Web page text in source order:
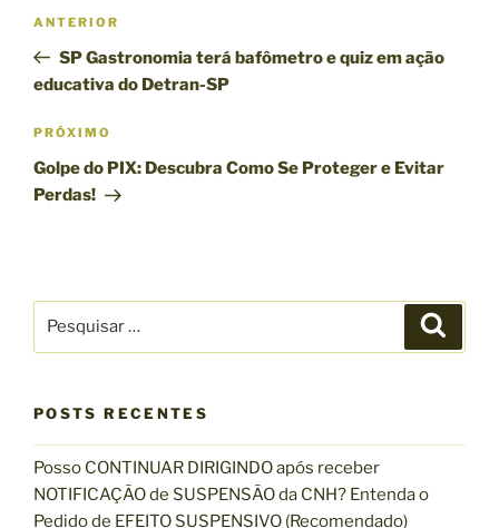
v
g
a
ç
P
s
t
P
o
s
a
n
t
ANTERIOR
SP Gastronomia terá bafômetro e quiz em ação
educativa do Detran-SP
P
r
ó
o
PRÓXIMO
Golpe do PIX: Descubra Como Se Proteger e Evitar
Perdas!
u
i
s
a
s
r
POSTS RECENTES
Posso CONTINUAR DIRIGINDO após receber
NOTIFICAÇÃO de SUSPENSÃO da CNH? Entenda o
Pedido de EFEITO SUSPENSIVO (Recomendado)